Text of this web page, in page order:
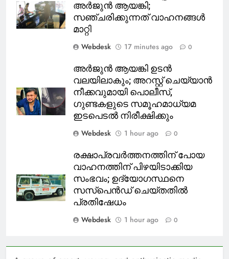
അർജുൻ ആയങ്കി;
സഞ്ചരിക്കുന്നത് വാഹനങ്ങൾ
മാറ്റി
Webdesk
17 minutes ago 0
അർജുൻ ആയങ്കി ഉടൻ
വലയിലാകും; അറസ്റ്റ് ചെയ്യാൻ
നീക്കവുമായി പൊലീസ്,
ഗുണ്ടകളുടെ സമൂഹമാധ്യമ
ഇടപെടൽ നിരീക്ഷിക്കും
Webdesk
1 hour ago 0
രക്ഷാപ്രവർത്തനത്തിന് പോയ
വാഹനത്തിന് പിഴയിടാക്കിയ
സംഭവം; ഉദ്യോഗസ്ഥനെ
സസ്പെൻഡ് ചെയ്തതിൽ
പ്രതിഷേധം
Webdesk
1 hour ago 0